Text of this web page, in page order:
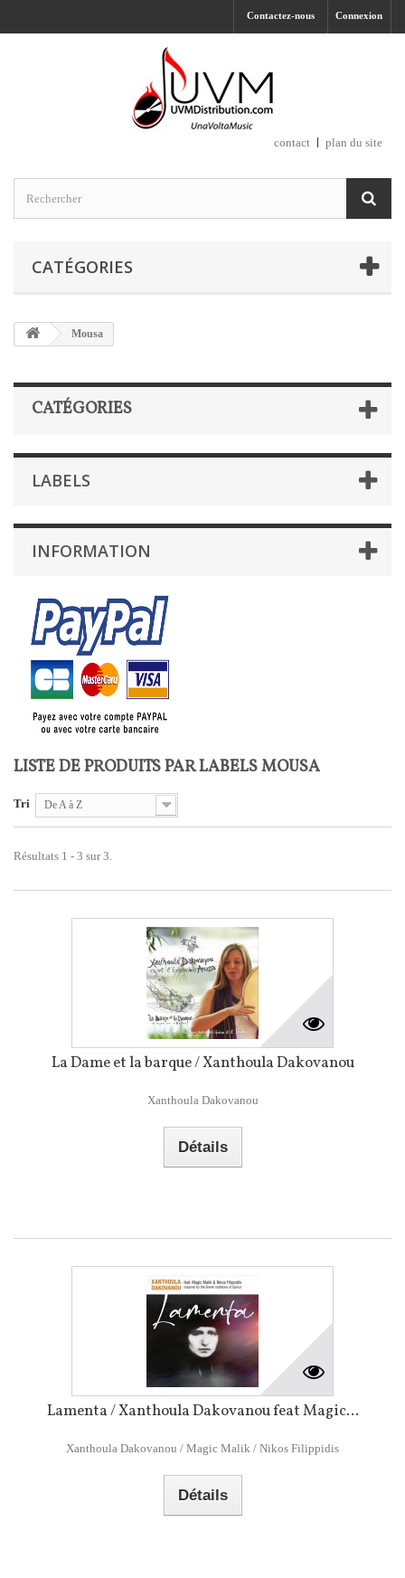
Connexion
Contactez-nous
contact plan du site
CATÉGORIES
Mousa
CATÉGORIES
LABELS
INFORMATION
LISTE DE PRODUITS PAR LABELS MOUSA
Tri De A à Z
Résultats 1 - 3 sur 3.
La Dame et la barque / Xanthoula Dakovanou
Xanthoula Dakovanou
Détails
Lamenta / Xanthoula Dakovanou feat Magic...
Xanthoula Dakovanou / Magic Malik / Nikos Filippidis
Détails